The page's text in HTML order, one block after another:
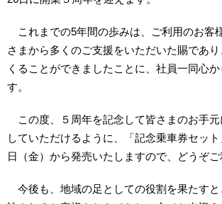
これまでの5年間の歩みは、ご利用のお客
さまから多くのご支援をいただいた賜であ
くることができましたことに、社員一同心
す。
この度、５周年を記念して皆さまのお手元
していただけるように、「記念乗車券セッ
日（金）から発売いたしますので、どうぞご
今後も、地域の足としての役割を果たす